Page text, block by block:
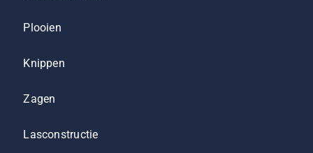
Plooien
Knippen
Zagen
Lasconstructie